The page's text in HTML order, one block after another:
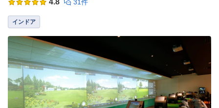
4.8 31件
インドア